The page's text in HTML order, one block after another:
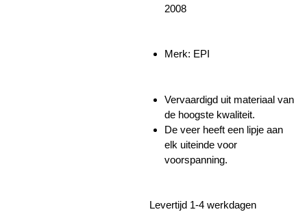
2008
Merk: EPI
Vervaardigd uit materiaal van
de hoogste kwaliteit.
De veer heeft een lipje aan
elk uiteinde voor
voorspanning.
Levertijd 1-4 werkdagen